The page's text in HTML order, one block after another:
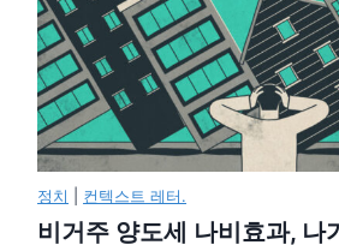
정치 컨텍스트 레터.
비거주 양도세 나비효과, 나